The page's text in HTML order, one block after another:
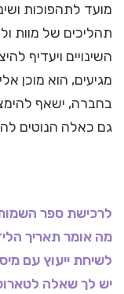
מועד לתהפוכות
תהליכים של מוות
השינויים ויעדיף
מגיעים, הוא מוכן
בחברה, ישאף
גם כאלה הנוטים
לרכישת ספר
מה אומר תאריך
לשיחת ייעוץ עם
יש לך שאלה